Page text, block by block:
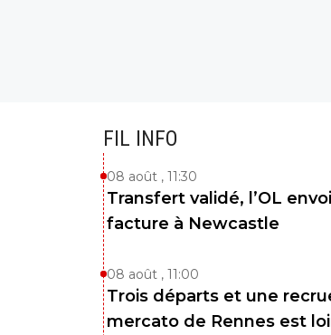
FIL INFO
08 août , 11:30
Transfert validé, l’OL
facture à Newcastle
08 août , 11:00
Trois départs et une
mercato de Rennes est